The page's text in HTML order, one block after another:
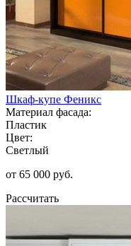
Шкаф-купе Феникс
Материал фасада:
Пластик
Цвет:
Светлый
от 65 000 руб.
Рассчитать